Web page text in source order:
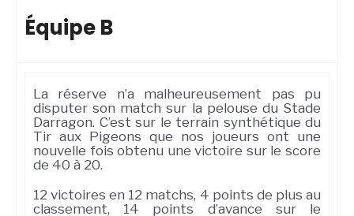
Équipe B
La réserve n’a malheureusement pas pu
disputer son match sur la pelouse du Stade
Darragon. C’est sur le terrain synthétique du
Tir aux Pigeons que nos joueurs ont une
nouvelle fois obtenu une victoire sur le score
de 40 à 20.
12 victoires en 12 matchs, 4 points de plus au
classement, 14 points d’avance sur le